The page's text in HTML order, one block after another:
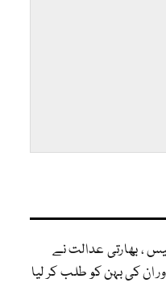
، بھارتی عدالت نے
ان کی بہن کو طلب کر لیا